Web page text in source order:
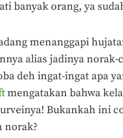
banyak orang, ya
menanggapi
alias jadinya
deh ingat-ingat apa
mengatakan bahwa
Bukankah ini
norak?